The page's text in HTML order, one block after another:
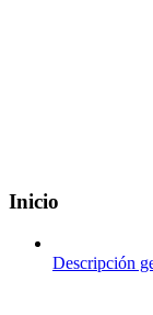
Inicio
Descripción